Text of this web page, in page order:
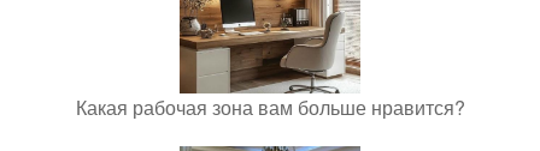
Какая рабочая зона вам больше нравится?